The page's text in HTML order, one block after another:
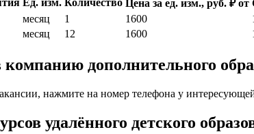
Ед. изм. Количество Цена за ед. изм., руб. ₽ от
месяц 1 1600
месяц 12 1600
компанию дополнительного
нажмите на номер телефона у
удалённого детского